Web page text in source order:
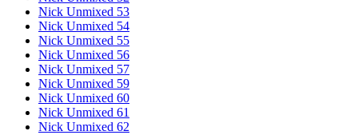
Nick Unmixed 53
Nick Unmixed 54
Nick Unmixed 55
Nick Unmixed 56
Nick Unmixed 57
Nick Unmixed 59
Nick Unmixed 60
Nick Unmixed 61
Nick Unmixed 62